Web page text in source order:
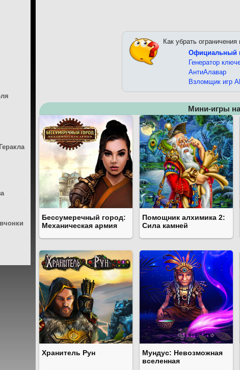
Как убрать
Официальный
Генератор
АнтиАлавар
Взломщик игр
Мини-игры
Бессумеречный город:
Механическая армия
Помощник алхимика 2:
Сила камней
Хранитель Рун
Мундус: Невозможная
вселенная